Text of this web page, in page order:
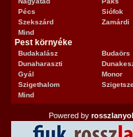
Pécs
Siófok
Szekszárd
Zamárdi
Mind
Pest környéke
Budakalász
Budaörs
Dunaharaszti
Gyál
Monor
Szigethalom
Mind
Powered by